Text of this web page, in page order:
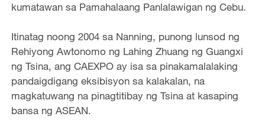
kumatawan sa Pamahalaang Panlalawigan ng Cebu.
Itinatag noong 2004 sa Nanning, punong lunsod ng
Rehiyong Awtonomo ng Lahing Zhuang ng Guangxi
ng Tsina, ang CAEXPO ay isa sa pinakamalalaking
pandaigdigang eksibisyon sa kalakalan, na
magkatuwang na pinagtitibay ng Tsina at kasaping
bansa ng ASEAN.